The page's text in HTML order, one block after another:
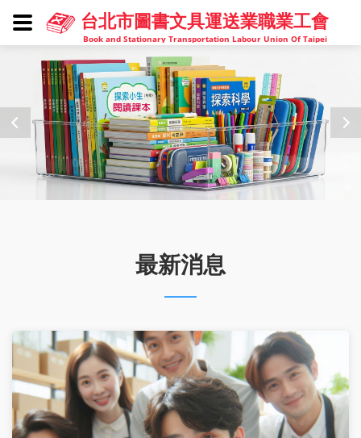
台北市圖書文具運送業職業工會
Book and Stationary Transportation Labour Union Of Taipei
最新消息